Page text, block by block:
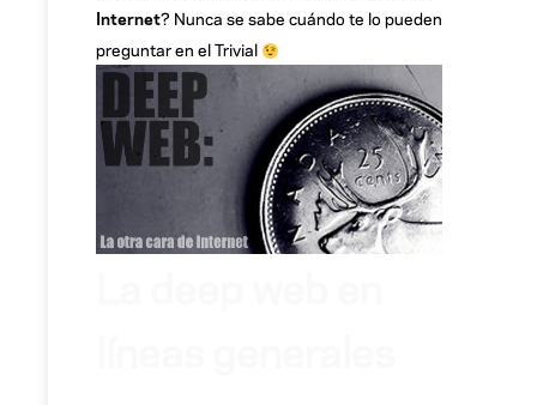
Internet? Nunca se sabe cuándo te lo pueden
preguntar en el Trivial